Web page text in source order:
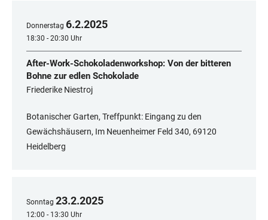
Donnerstag 6.2.2025
18:30 - 20:30 Uhr
After-Work-Schokoladenworkshop: Von der bitteren
Bohne zur edlen Schokolade
Friederike Niestroj
Botanischer Garten, Treffpunkt: Eingang zu den
Gewächshäusern, Im Neuenheimer Feld 340, ​​​​​​​69120
Heidelberg
Sonntag 23.2.2025
12:00 - 13:30 Uhr